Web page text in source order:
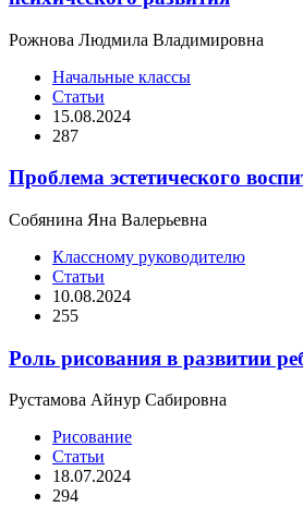
Рожнова Людмила Владимировна
Начальные классы
Статьи
15.08.2024
287
Проблема эстетического
Собянина Яна Валерьевна
Классному руководителю
Статьи
10.08.2024
255
Роль рисования в развитии
Рустамова Айнур Сабировна
Рисование
Статьи
18.07.2024
294